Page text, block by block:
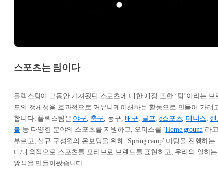
스포츠는 팀이다
플렉스팀이 그동안 가져왔던 스포츠에 대한 애정 또한 ‘팀’이라는 브
드의 정체성을 효과적으로 커뮤니케이션하는 활동으로 만들어 가려
합니다. 플렉스팀은 야구 축구 , 농구,배구 골프 ,e스포츠 ,테니스 핸
볼 등 다양한 분야의 스포츠를 지원하고, 오피스를 ‘Home ground’라
부르고, 신규 구성원의 온보딩을 위해 ‘Spring camp’ 미팅을 진행하는
대/내외적으로 스포츠를 모티브로 브랜드를 표현하고, 우리의 일하는
방식을 만들어왔습니다.